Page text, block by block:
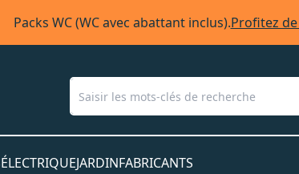
Packs WC (WC avec abattant inclus).Profitez
ÉLECTRIQUEJARDINFABRICANTS